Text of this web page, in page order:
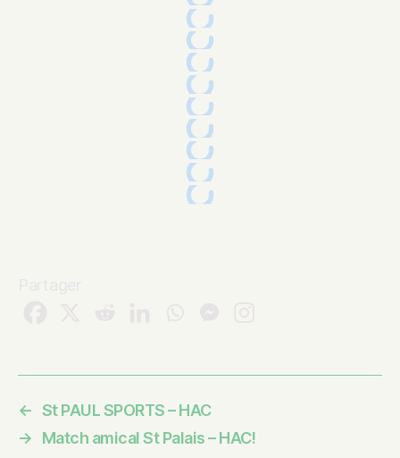
← St PAUL SPORTS – HAC
→
Match amical St Palais – HAC!